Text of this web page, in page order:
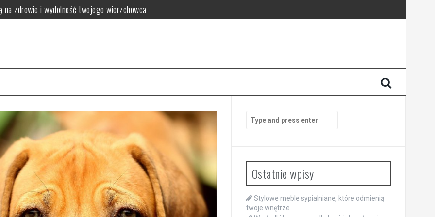
na zdrowie i wydolność twojego wierzchowca
i opasów
dla koni z problemami metabolicznymi
warto poznać
for:
Ostatnie wpisy
Stylowe meble sypialniane, które odmienią
twoje wnętrze